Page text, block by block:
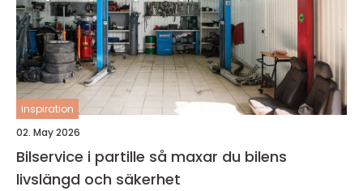
inspiration
02. May 2026
Bilservice i partille så maxar du bilens
livslängd och säkerhet